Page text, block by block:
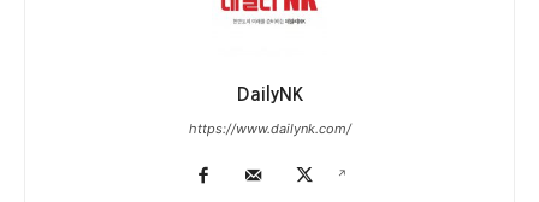
DailyNK
https://www.dailynk.com/